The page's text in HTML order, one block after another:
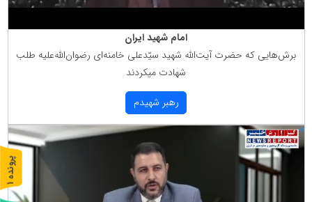
امام شهید ایران
برش‌هایی كه حضرت آیت‌الله شهید سیّدعلی خامنه‌ای رضوان‌الله‌علیه طلب
شهادت میكردند
رهبر شهیدم
پ
ر
و
ن
د
ه
1